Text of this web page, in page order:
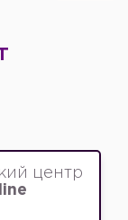
центр